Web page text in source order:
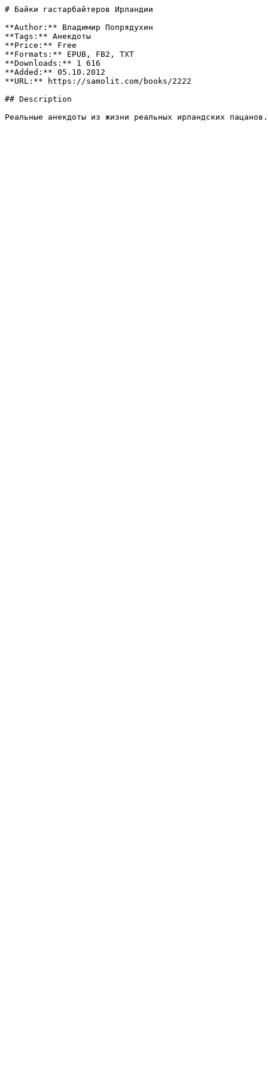
# Байки гастарбайтеров Ирландии
**Author:** Владимир Попрядухин
**Tags:** Анекдоты
**Price:** Free
**Formats:** EPUB, FB2, TXT
**Downloads:** 1 616
**Added:** 05.10.2012
**URL:** https://samolit.com/books/2222
## Description
Реальные анекдоты из жизни реальных ирландских пацанов.